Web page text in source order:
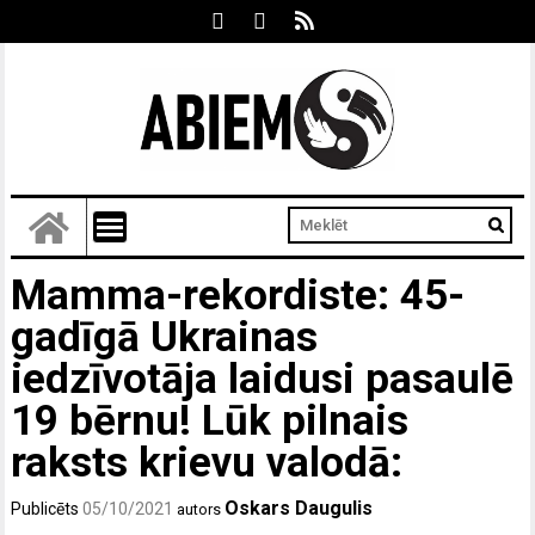
Mamma-rekordiste: 45-
gadīgā Ukrainas
iedzīvotāja laidusi pasaulē
19 bērnu! Lūk pilnais
raksts krievu valodā:
Publicēts05/10/2021 autors Oskars Daugulis